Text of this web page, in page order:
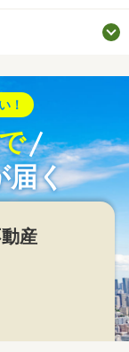
！
届く
産